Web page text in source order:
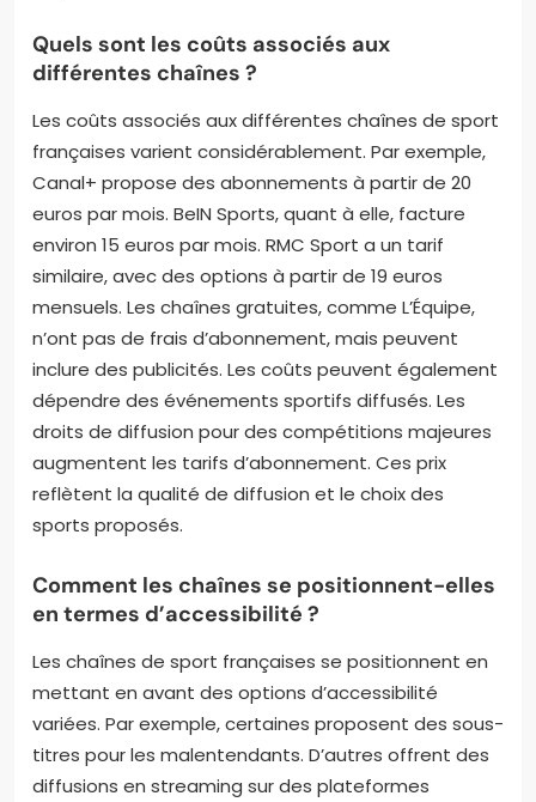
Quels sont les coûts associés aux
différentes chaînes ?
Les coûts associés aux différentes chaînes de sport
françaises varient considérablement. Par exemple,
Canal+ propose des abonnements à partir de 20
euros par mois. BeIN Sports, quant à elle, facture
environ 15 euros par mois. RMC Sport a un tarif
similaire, avec des options à partir de 19 euros
mensuels. Les chaînes gratuites, comme L’Équipe,
n’ont pas de frais d’abonnement, mais peuvent
inclure des publicités. Les coûts peuvent également
dépendre des événements sportifs diffusés. Les
droits de diffusion pour des compétitions majeures
augmentent les tarifs d’abonnement. Ces prix
reflètent la qualité de diffusion et le choix des
sports proposés.
Comment les chaînes se positionnent-elles
en termes d’accessibilité ?
Les chaînes de sport françaises se positionnent en
mettant en avant des options d’accessibilité
variées. Par exemple, certaines proposent des sous-
titres pour les malentendants. D’autres offrent des
diffusions en streaming sur des plateformes